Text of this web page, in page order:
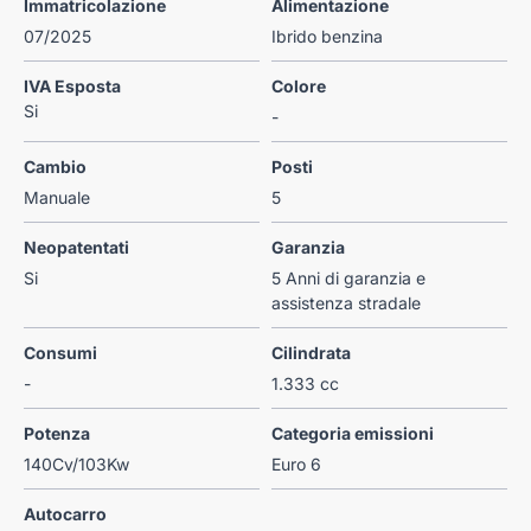
Immatricolazione
07/2025
Alimentazione
Ibrido benzina
IVA Esposta
Si
Colore
-
Cambio
Manuale
Posti
5
Neopatentati
Si
Garanzia
5 Anni di garanzia e
assistenza stradale
Consumi
-
Cilindrata
1.333 cc
Potenza
140Cv/103Kw
Categoria emissioni
Euro 6
Autocarro